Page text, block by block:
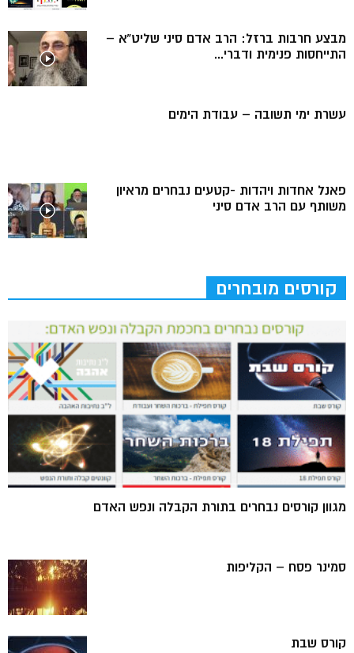
מבצע חרבות ברזל: הרב אדם סיני שליט”א –
התייחסות פנימית ודברי...
עשרת ימי תשובה – עבודת הימים
פאנל אחדות ויהדות -קטעים נבחרים מראיון
משותף עם הרב אדם סיני
קורסים מובחרים
מגוון קורסים נבחרים בתורת הקבלה ונפש האדם
סמינר פסח – הקליפות
קורס שבת